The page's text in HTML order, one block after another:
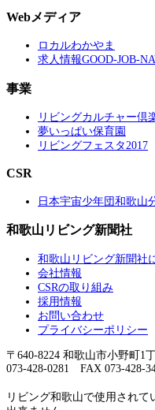
Webメディア
ロカルわかやま
求人情報GOOD-JOB-
事業
リビングカルチャー倶
夢いっぱい保育園
リビングフェスタ2017
CSR
日本宇宙少年団和歌山
和歌山リビング新聞社
和歌山リビング新聞社
会社情報
CSRの取り組み
採用情報
お問い合わせ
プライバシーポリシー
〒640-8224 和歌山市小野町
073-428-0281 FAX 073-428-
リビング和歌山で使用され